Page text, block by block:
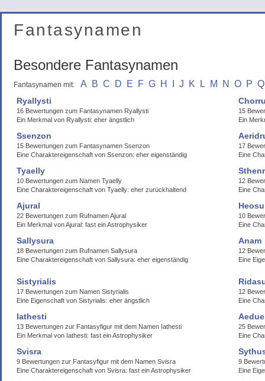
Fantasynamen
Besondere Fantasynamen
Fantasynamen mit: A B C D E F G H J K L M N O P Q
Ryallysti
16 Bewertungen zum Fantasynamen Ryallysti
Ein Merkmal von Ryallysti: eher ängstlich
15
Ein
Ssenzon
15 Bewertungen zum Fantasynamen Ssenzon
Eine Charaktereigenschaft von Ssenzon: eher eigenständig
17
Eine
Tyaelly
10 Bewertungen zum Namen Tyaelly
Eine Charaktereigenschaft von Tyaelly: eher zurückhaltend
12
Eine
Ajural
22 Bewertungen zum Rufnamen Ajural
Ein Merkmal von Ajural: fast ein Astrophysiker
10
Eine
Sallysura
18 Bewertungen zum Rufnamen Sallysura
Eine Charaktereigenschaft von Sallysura: eher eigenständig
Anam
12
Eine
Sistyrialis
17 Bewertungen zum Namen Sistyrialis
Eine Eigenschaft von Sistyrialis: eher ängstlich
12
Eine
Iathesti
13 Bewertungen zur Fantasyfigur mit dem Namen Iathesti
Ein Merkmal von Iathesti: fast ein Astrophysiker
25
Eine
Svisra
9 Bewertungen zur Fantasyfigur mit dem Namen Svisra
Eine Charaktereigenschaft von Svisra: fast ein Astrophysiker
9
Eine